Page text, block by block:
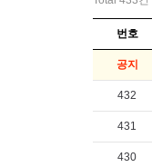
번호
공지
432
431
430